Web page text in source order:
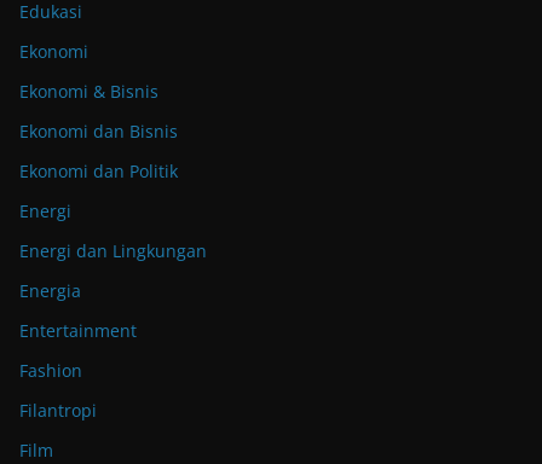
Edukasi
Ekonomi
Ekonomi & Bisnis
Ekonomi dan Bisnis
Ekonomi dan Politik
Energi
Energi dan Lingkungan
Energia
Entertainment
Fashion
Filantropi
Film